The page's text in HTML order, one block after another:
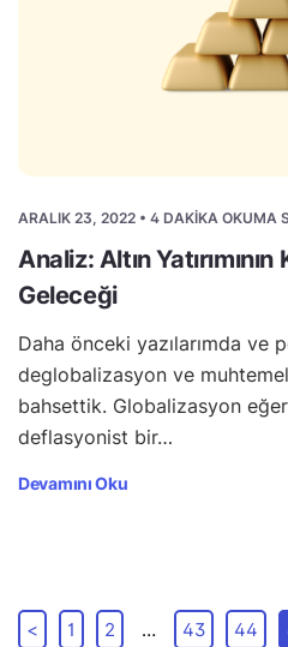
ARALIK 23, 2022 • 4 DAKIKA OKUMA
Analiz: Altın
Geleceği
Daha önceki yazılarımda ve
deglobalizasyon ve
bahsettik. Globalizasyon
deflasyonist bir…
Devamını Oku
< 1 2 … 43 44